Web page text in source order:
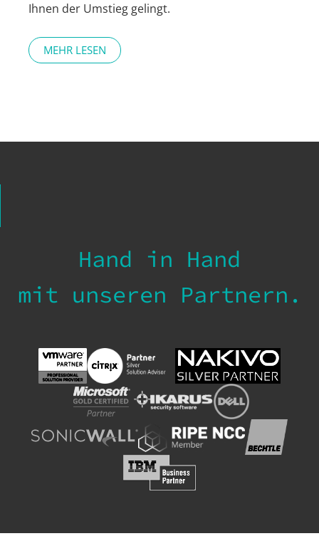
Ihnen der Umstieg gelingt.
MEHR LESEN
Hand in Hand
mit unseren Partnern.